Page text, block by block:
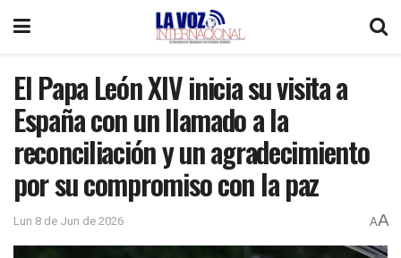
El Papa León XIV inicia su visita a
España con un llamado a la
reconciliación y un agradecimiento
por su compromiso con la paz
Lun 8 de Jun de 2026 AA